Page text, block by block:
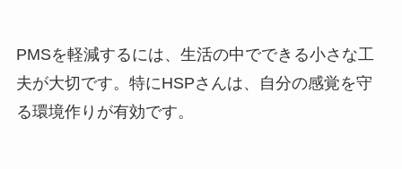
PMSを軽減するには、生活の中でできる小さな工
夫が大切です。特にHSPさんは、自分の感覚を守
る環境作りが有効です。